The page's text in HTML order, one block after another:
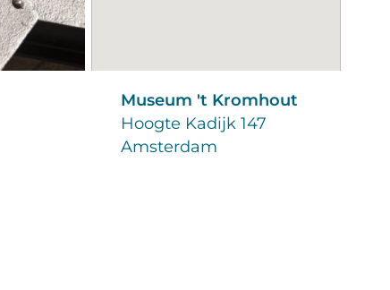
Museum 't Kromhout
Hoogte Kadijk 147
Amsterdam